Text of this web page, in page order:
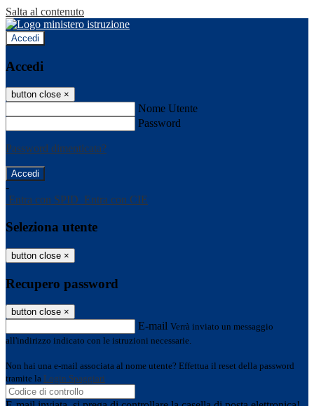
Salta al contenuto
Accedi
Accedi
button close ×
Nome Utente
Password
Password dimenticata?
-
Entra con SPID Entra con CIE
Seleziona utente
button close ×
Recupero password
button close ×
E-mail Verrà inviato un messaggio
all'indirizzo indicato con le istruzioni necessarie.
Non hai una e-mail associata al nome utente? Effettua il reset della password
tramite la Login Spaggiari